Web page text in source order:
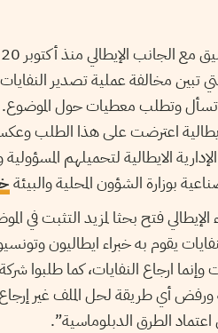
تبين مخالفة عملية تصدير
اعترضت على هذا الطلب
الايطالية لتحميلهم
بوزارة الشؤون المحلية والبيئة
فتح بحثا لمزيد التثبت في
يقوم به خبراء ايطاليون
وإنما ارجاع النفايات، كما
أي طريقة لحل الملف غير إرجاع
الطرق الدبلوماسية”.